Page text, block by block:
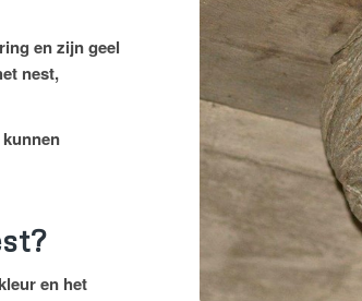
en zijn geel
nest,
en het